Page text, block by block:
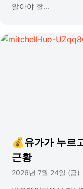
알아야 할...
💰유가가 누르
근황
2026년 7월 24일 (금)